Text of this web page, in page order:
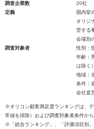
調査企業数
20社
定義
国内挙
オリジ
営する
会場別
調査対象者
性別：
年齢：
は除く）
地域：
条件：
会社直
※オリコン顧客満足度ランキングは、
常値を排除）および調査対象者条件か
※「総合ランキング」、「評価項目別